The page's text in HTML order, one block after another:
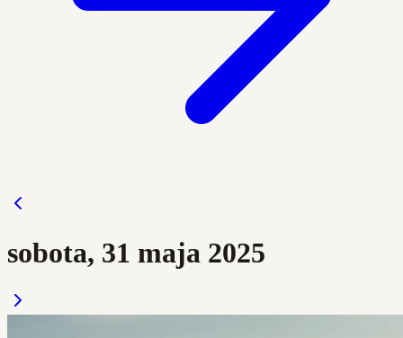
sobota, 31 maja 2025